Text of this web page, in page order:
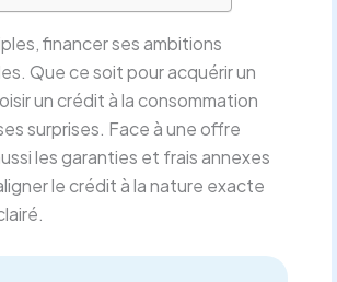
financer ses ambitions
Que ce soit pour acquérir un
un crédit à la consommation
surprises. Face à une offre
les garanties et frais annexes
le crédit à la nature exacte